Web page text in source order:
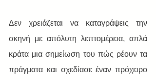
Δεν χρειάζεται να καταγράψεις την
σκηνή με απόλυτη λεπτομέρεια, απλά
κράτα μια σημείωση του πώς ρέουν τα
πράγματα και σχεδίασε έναν πρόχειρο